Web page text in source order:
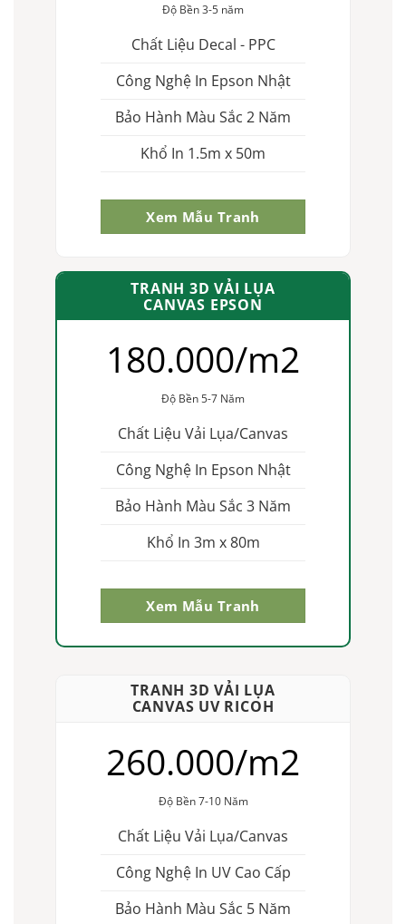
Độ Bền 3-5 năm
Chất Liệu Decal - PPC
Công Nghệ In Epson Nhật
Bảo Hành Màu Sắc 2 Năm
Khổ In 1.5m x 50m
Xem Mẫu Tranh
TRANH 3D VẢI LỤA
CANVAS EPSON
180.000/m2
Độ Bền 5-7 Năm
Chất Liệu Vải Lụa/Canvas
Công Nghệ In Epson Nhật
Bảo Hành Màu Sắc 3 Năm
Khổ In 3m x 80m
Xem Mẫu Tranh
TRANH 3D VẢI LỤA
CANVAS UV RICOH
260.000/m2
Độ Bền 7-10 Năm
Chất Liệu Vải Lụa/Canvas
Công Nghệ In UV Cao Cấp
Bảo Hành Màu Sắc 5 Năm